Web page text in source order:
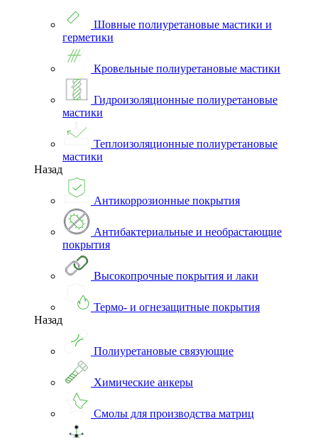
Шовные полиуретановые мастики и
герметики
Кровельные полиуретановые мастики
Гидроизоляционные полиуретановые
мастики
Теплоизоляционные полиуретановые
мастики
Назад
Антикоррозионные покрытия
Антибактериальные и необрастающие
покрытия
Высокопрочные покрытия и лаки
Термо- и огнезащитные покрытия
Назад
Полиуретановые связующие
Химические анкеры
Смолы для производства матриц